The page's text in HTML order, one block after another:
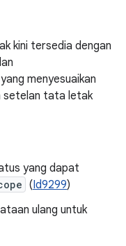
kini tersedia dengan
menyesuaikan
setelan tata letak
yang dapat
(Id9299)
ulang untuk